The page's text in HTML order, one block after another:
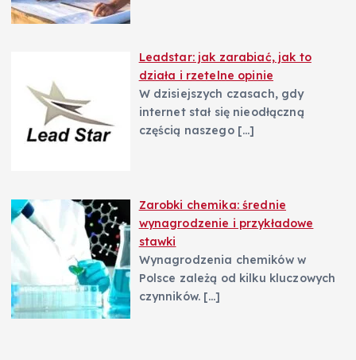
Leadstar: jak zarabiać, jak to
działa i rzetelne opinie
W dzisiejszych czasach, gdy
internet stał się nieodłączną
częścią naszego […]
Zarobki chemika: średnie
wynagrodzenie i przykładowe
stawki
Wynagrodzenia chemików w
Polsce zależą od kilku kluczowych
czynników. […]